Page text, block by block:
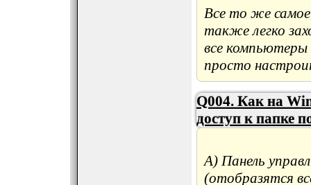
Все то же
также легко
все компьютеры
просто
Q004. Как на
доступ к папке
A) Панель
(отобразятся